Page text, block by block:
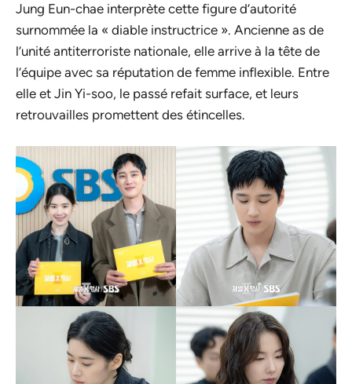
Jung Eun-chae interprète cette figure d’autorité
surnommée la « diable instructrice ». Ancienne as de
l’unité antiterroriste nationale, elle arrive à la tête de
l’équipe avec sa réputation de femme inflexible. Entre
elle et Jin Yi-soo, le passé refait surface, et leurs
retrouvailles promettent des étincelles.